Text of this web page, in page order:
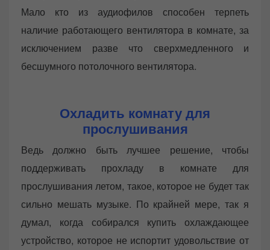
Мало кто из аудиофилов способен терпеть
наличие работающего вентилятора в комнате, за
исключением разве что сверхмедленного и
бесшумного потолочного вентилятора.
Охладить комнату для
прослушивания
Ведь должно быть лучшее решение, чтобы
поддерживать прохладу в комнате для
прослушивания летом, такое, которое не будет так
сильно мешать музыке. По крайней мере, так я
думал, когда собирался купить охлаждающее
устройство, которое не испортит удовольствие от